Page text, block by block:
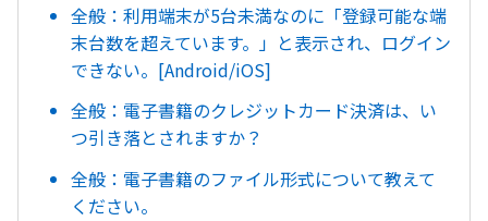
全般：利用端末が5台未満なのに「登録可能な端
末台数を超えています。」と表示され、ログイン
できない。[Android/iOS]
全般：電子書籍のクレジットカード決済は、い
つ引き落とされますか？
全般：電子書籍のファイル形式について教えて
ください。